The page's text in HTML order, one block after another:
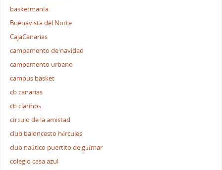
basketmanía
Buenavista del Norte
CajaCanarias
campamento de navidad
campamento urbano
campus basket
cb canarias
cb clarinos
círculo de la amistad
club baloncesto hércules
club naútico puertito de güímar
colegio casa azul